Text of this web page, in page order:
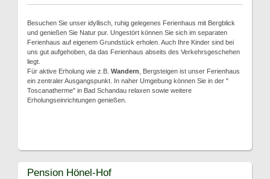
Besuchen Sie unser idyllisch, ruhig gelegenes Ferienhaus mit Bergblick
und genießen Sie Natur pur. Ungestört können Sie sich im separaten
Ferienhaus auf eigenem Grundstück erholen. Auch Ihre Kinder sind bei
uns gut aufgehoben, da das Ferienhaus abseits des Verkehrsgeschehen
liegt.
Für aktive Erholung wie z.B. Wandern , Bergsteigen ist unser Ferienhaus
ein zentraler Ausgangspunkt. In naher Umgebung können Sie in der "
Toscanatherme" in Bad Schandau relaxen sowie weitere
Erholungseinrichtungen genießen.
Pension Hönel-Hof